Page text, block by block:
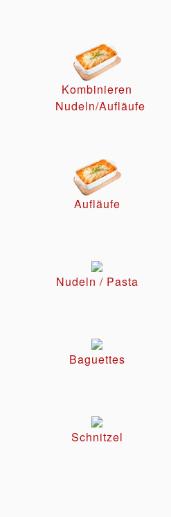
Kombinieren
Nudeln/Aufläufe
Aufläufe
Nudeln / Pasta
Baguettes
Schnitzel